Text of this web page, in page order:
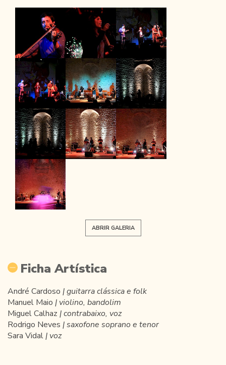
ABRIR GALERIA
Ficha Artística
André Cardoso | guitarra clássica e folk
Manuel Maio | violino, bandolim
Miguel Calhaz | contrabaixo, voz
Rodrigo Neves | saxofone soprano e tenor
Sara Vidal| voz